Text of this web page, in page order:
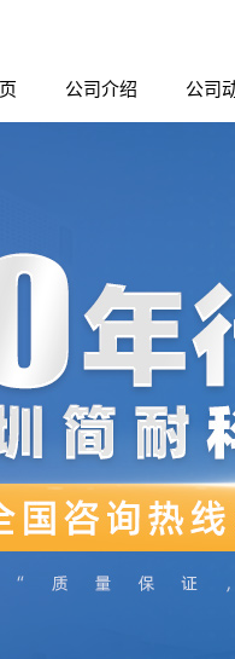
公司介绍 公司